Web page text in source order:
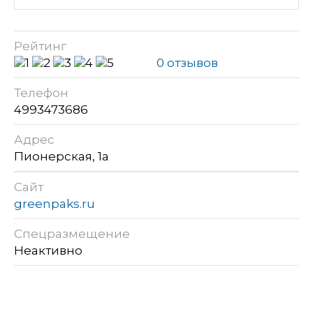
Рейтинг
0 отзывов
Телефон
4993473686
Адрес
Пионерская, 1а
Сайт
greenpaks.ru
Спецразмещение
Неактивно